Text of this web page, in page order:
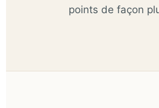
points de façon